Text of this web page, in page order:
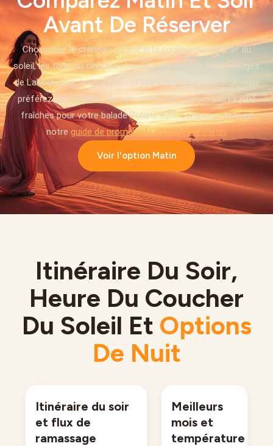
Avant De Réserver
Choisissez le créneau du soir si la couleur du coucher du
soleil, les tons du ciel plus chauds à travers les dunes rouges
de Lahbab et le timing après la ville comptent le plus. Si vous
préférez une visibilité plus propre et des températures plus
fraîches pour votre balade Polaris RZR, comparez-la avec
notre guide de promenade en buggy le matin.
Voir l'option Matin
Itinéraire Du Soir,
Heure Du Coucher
Du Soleil Et Options
De Nuit
Itinéraire du soir
et flux de
ramassage
Meilleurs
mois et
température